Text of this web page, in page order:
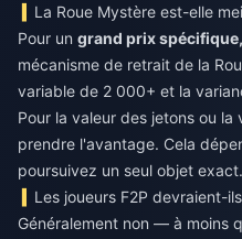
La Roue Mystère est-elle
Pour un grand prix
mécanisme de retrait de la
variable de 2 000+ et la
Pour la valeur des jetons ou
prendre l'avantage. Cela
poursuivez un seul objet exact.
Les joueurs F2P devraient-
Généralement non — à moins